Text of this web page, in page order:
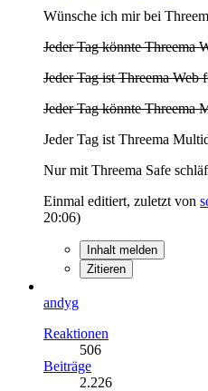
Wünsche ich mir bei
Jeder Tag könnte Threema
Jeder Tag ist Threema Web
Jeder Tag könnte Threema
Jeder Tag ist Threema
Nur mit Threema Safe
Einmal editiert, zuletzt von
20:06)
Inhalt melden
Zitieren
andyg
Reaktionen
506
Beiträge
2.226